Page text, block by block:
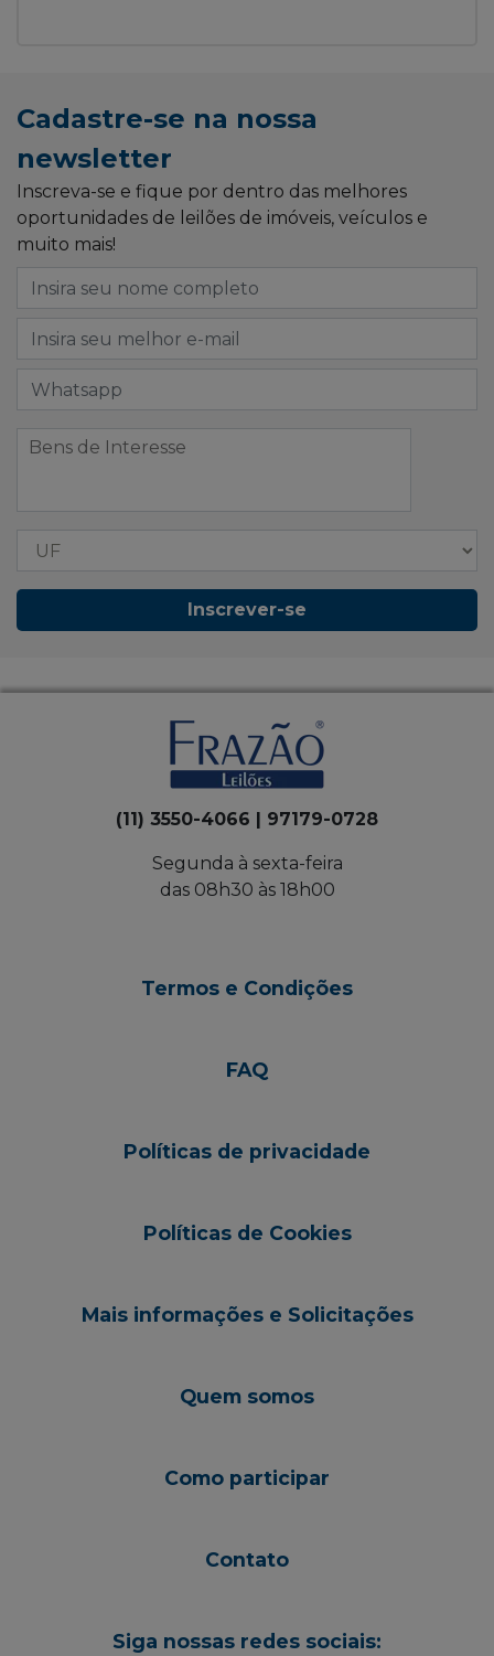
Cadastre-se na nossa
newsletter
Inscreva-se e fique por dentro das melhores
oportunidades de leilões de imóveis, veículos e
muito mais!
Inscrever-se
(11) 3550-4066 | 97179-0728
Segunda à sexta-feira
das 08h30 às 18h00
Termos e Condições
FAQ
Políticas de privacidade
Políticas de Cookies
Mais informações e Solicitações
Quem somos
Como participar
Contato
Siga nossas redes sociais: